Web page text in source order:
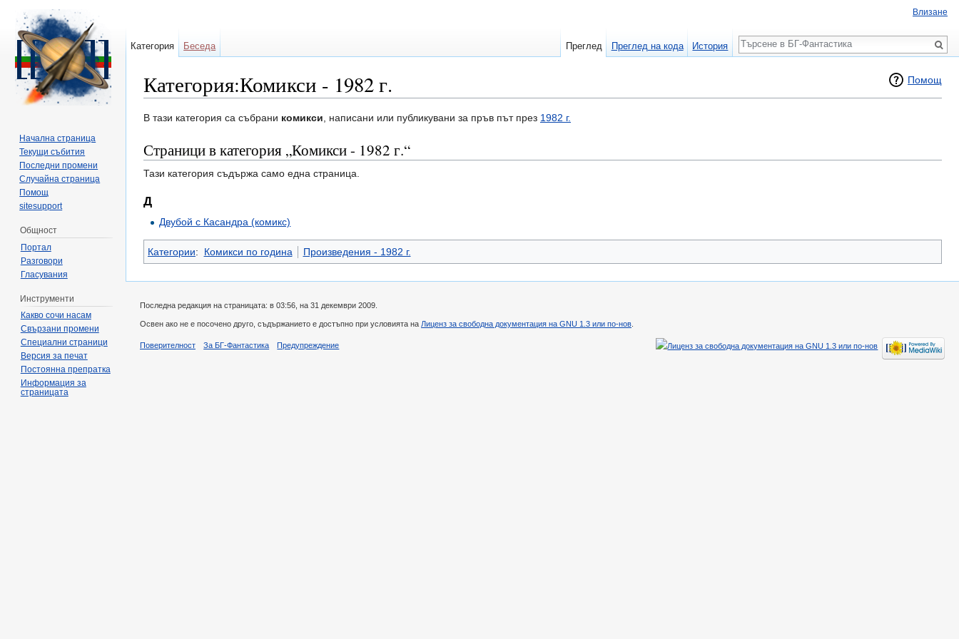
Помощ
Категория:Комикси - 1982 г.
В тази категория са събрани комикси, написани или публикувани за пръв път през 1982 г.
Страници в категория „Комикси - 1982 г.“
Тази категория съдържа само една страница.
Д
Двубой с Касандра (комикс)
Категории: Комикси по година Произведения - 1982 г.
Влизане
Категория Беседа Преглед Преглед на кода История
Търсене
Начална страница
Текущи събития
Последни промени
Случайна страница
Помощ
sitesupport
Общност
Портал
Разговори
Гласувания
Инструменти
Какво сочи насам
Свързани промени
Специални страници
Версия за печат
Постоянна препратка
Информация за
страницата
Последна редакция на страницата: в 03:56, на 31 декември 2009.
Освен ако не е посочено друго, съдържанието е достъпно при условията на Лиценз за свободна документация на GNU 1.3 или по-нов
Поверителност За БГ-Фантастика Предупреждение